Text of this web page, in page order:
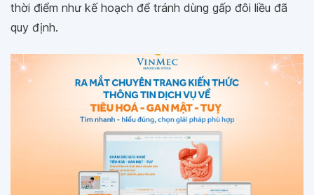
thời điểm như kế hoạch để tránh dùng gấp đôi liều đã
quy định.